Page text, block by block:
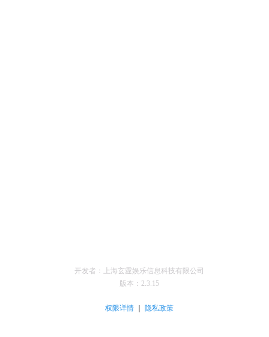
开发者：上海玄霆娱乐信息科技有限公司
版本： 2.3.15
权限详情 ｜ 隐私政策